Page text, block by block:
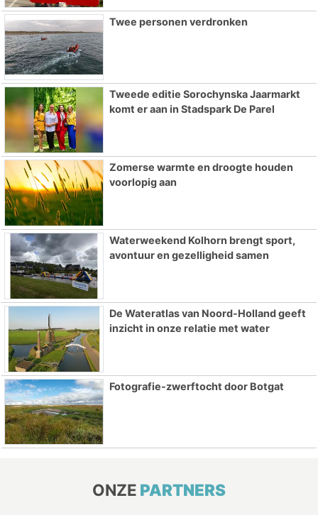
Twee personen verdronken
Tweede editie Sorochynska Jaarmarkt
komt er aan in Stadspark De Parel
Zomerse warmte en droogte houden
voorlopig aan
Waterweekend Kolhorn brengt sport,
avontuur en gezelligheid samen
De Wateratlas van Noord-Holland geeft
inzicht in onze relatie met water
Fotografie-zwerftocht door Botgat
ONZE PARTNERS